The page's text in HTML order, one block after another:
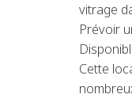
vitrage
Prévoir
Cette